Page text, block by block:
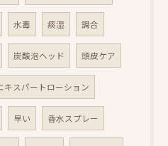
水毒 痰湿 調合
炭酸泡ヘッド 頭皮ケア
キスパートローション
早い 香水スプレー